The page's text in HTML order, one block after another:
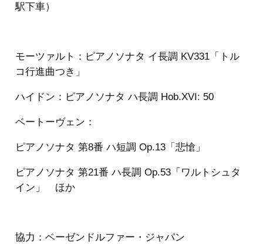
駅下車）
モーツァルト：ピアノソナタ イ長調 KV331「トル
コ行進曲つき」
ハイドン：ピアノソナタ ハ長調 Hob.XVI: 50
ベートーヴェン：
ピアノソナタ 第8番 ハ短調 Op.13「悲愴」
ピアノソナタ 第21番 ハ長調 Op.53「ワルトシュタ
イン」 ほか
協力：ベーゼンドルファー・ジャパン